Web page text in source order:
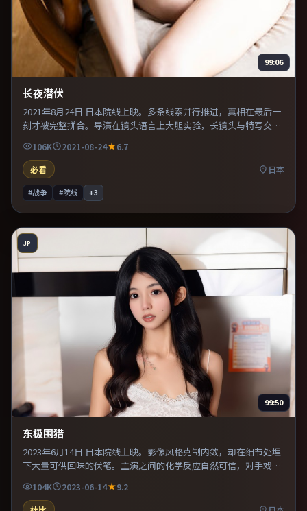
99:06
长夜潜伏
2021年8月24日 日本院线上映。多条线索并行推进，真相在最后一
刻才被完整拼合。导演在镜头语言上大胆实验，长镜头与特写交替
强化压迫感。推荐给偏爱群像戏与命运母题的影迷。
106K 2021-08-24
6.7
必看
日本
#战争 #院线 +3
JP
99:50
东极围猎
2023年6月14日 日本院线上映。影像风格克制内敛，却在细节处埋
下大量可供回味的伏笔。主演之间的化学反应自然可信，对手戏张
力贯穿全片。既有类型片爽感，也保留作者表达，口碑潜力不俗。
104K 2023-06-14
9.2